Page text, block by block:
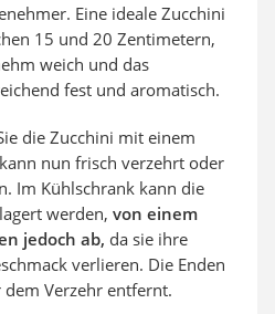
Eine ideale Zucchini
15 und 20 Zentimetern,
weich und das
fest und aromatisch.
die Zucchini mit einem
nun frisch verzehrt oder
Im Kühlschrank kann die
werden, von einem
jedoch ab, da sie ihre
verlieren. Die Enden
Verzehr entfernt.